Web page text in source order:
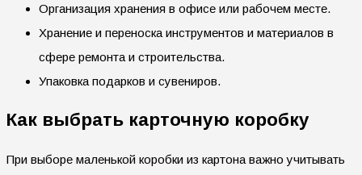
Организация хранения в офисе или рабочем месте.
Хранение и переноска инструментов и материалов в
сфере ремонта и строительства.
Упаковка подарков и сувениров.
Как выбрать карточную коробку
При выборе маленькой коробки из картона важно учитывать